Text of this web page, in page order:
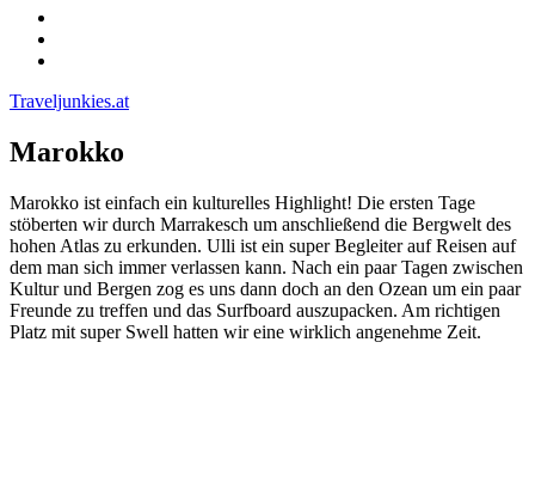
Traveljunkies.at
Marokko
Marokko ist einfach ein kulturelles Highlight! Die ersten Tage
stöberten wir durch Marrakesch um anschließend die Bergwelt des
hohen Atlas zu erkunden. Ulli ist ein super Begleiter auf Reisen auf
dem man sich immer verlassen kann. Nach ein paar Tagen zwischen
Kultur und Bergen zog es uns dann doch an den Ozean um ein paar
Freunde zu treffen und das Surfboard auszupacken. Am richtigen
Platz mit super Swell hatten wir eine wirklich angenehme Zeit.